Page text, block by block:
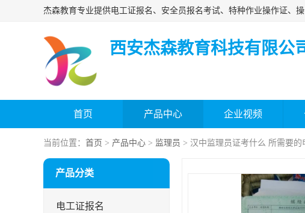
西安杰森教育科技有限公
首页 产品中心 企业视频
当前位置： 首页 > 产品中心 > 监理员 > 汉中监理员证考什么 所需要的
产品分类
电工证报名